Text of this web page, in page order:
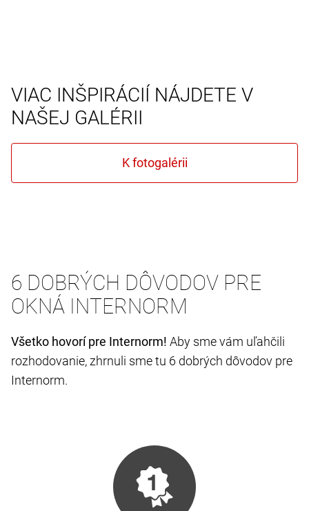
VIAC INŠPIRÁCIÍ NÁJDETE V
NAŠEJ GALÉRII
6 DOBRÝCH DÔVODOV PRE
OKNÁ INTERNORM
Všetko hovorí pre Internorm! Aby sme vám uľahčili
rozhodovanie, zhrnuli sme tu 6 dobrých dôvodov pre
Internorm.